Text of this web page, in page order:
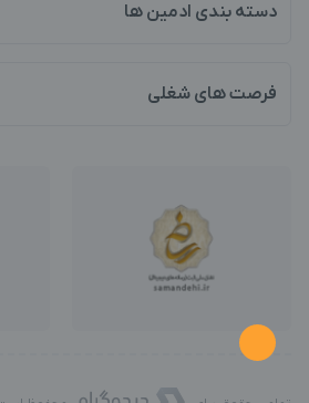
دسته بندی ادمین ها
فرصت های شغلی